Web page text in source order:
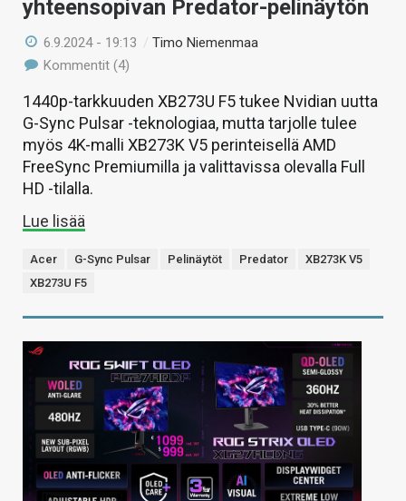
yhteensopivan Predator-pelinäytön
6.9.2024 - 19:13 /Timo Niemenmaa
Kommentit (4)
1440p-tarkkuuden XB273U F5 tukee Nvidian uutta
G-Sync Pulsar -teknologiaa, mutta tarjolle tulee
myös 4K-malli XB273K V5 perinteisellä AMD
FreeSync Premiumilla ja valittavissa olevalla Full
HD -tilalla.
Lue lisää
Acer G-Sync Pulsar Pelinäytöt Predator
XB273K V5
XB273U F5